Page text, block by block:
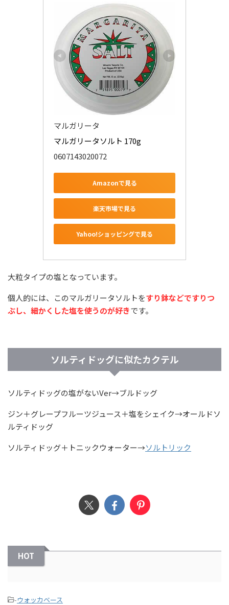
マルガリータ
マルガリータソルト 170g
0607143020072
Amazonで見る
楽天市場で見る
Yahoo!ショッピングで見る
大粒タイプの塩となっています。
個人的には、このマルガリータソルトをすり鉢などですりつ
ぶし、細かくした塩を使うのが好きです。
ソルティドッグに似たカクテル
ソルティドッグの塩がないVer→ブルドッグ
ジン＋グレープフルーツジュース＋塩をシェイク→オールドソ
ルティドッグ
ソルティドッグ＋トニックウォーター→ソルトリック
HOT
-ウォッカベース